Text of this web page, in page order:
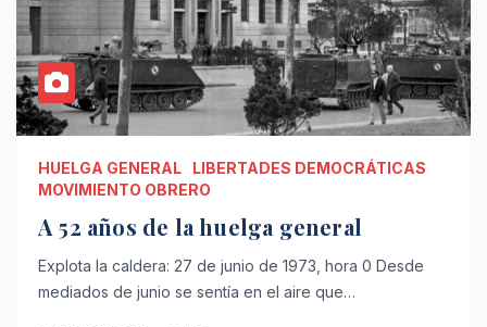
HUELGA GENERAL
LIBERTADES DEMOCRÁTICAS
MOVIMIENTO OBRERO
A 52 años de la huelga general
Explota la caldera: 27 de junio de 1973, hora 0 Desde
mediados de junio se sentía en el aire que…